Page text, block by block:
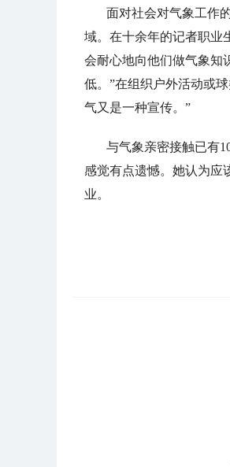
面对社会对气象工作
域。在十余年的记者职业
会耐心地向他们做气象知
低。”在组织户外活动或
气又是一种宣传。”
与气象亲密接触已有
感觉有点遗憾。她认为应
业。